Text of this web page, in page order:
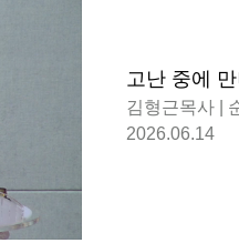
고난 중에
김형근목사 |
2026.06.14